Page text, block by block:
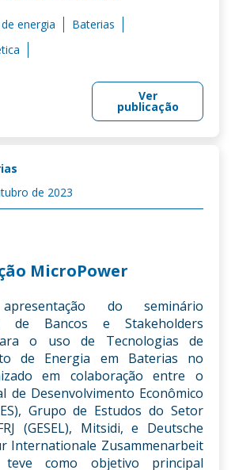
energia
Baterias
Ver
publicação
de 2023
MicroPower
do seminário
de Bancos e Stakeholders
o uso de Tecnologias de
de Energia em Baterias no
em colaboração entre o
de Desenvolvimento Econômico
Grupo de Estudos do Setor
(GESEL), Mitsidi, e Deutsche
Internationale Zusammenarbeit
teve como objetivo principal